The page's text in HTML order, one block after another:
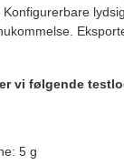
vi følgende
5 g